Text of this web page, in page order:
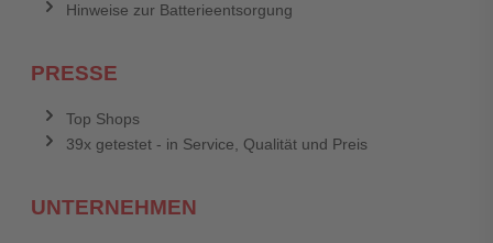
Hinweise zur Batterieentsorgung
PRESSE
Top Shops
39x getestet - in Service, Qualität und Preis
UNTERNEHMEN